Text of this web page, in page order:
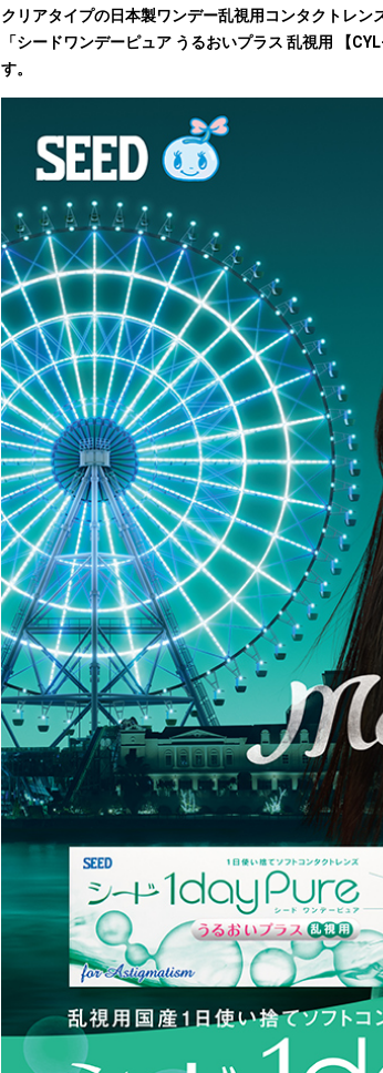
クリアタイプの日本製ワンデー乱視用コンタクトレン
「シードワンデーピュア うるおいプラス 乱視用 【
す。